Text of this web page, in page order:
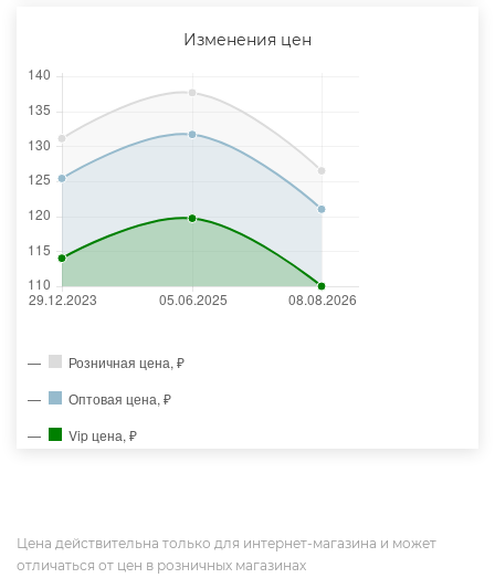
Изменения цен
Розничная цена, ₽
Оптовая цена, ₽
Vip цена, ₽
Цена действительна только для интернет-магазина и может
отличаться от цен в розничных магазинах